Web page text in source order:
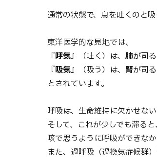
べて！ 呼吸
ル隊⭐️ファミリーホメオパス/インナーチャイルドセ
です。 ……
通常の状態で、息を吐くのと
東洋医学的な見地では、
『呼気』
（吐く）は、 肺が司る
『吸気』
（吸う）は、 腎が司る
とされています。
呼吸は、生命維持に欠かせない
そして、これが少しでも滞ると
咳で思うように呼吸ができな
また、過呼吸（過換気症候群